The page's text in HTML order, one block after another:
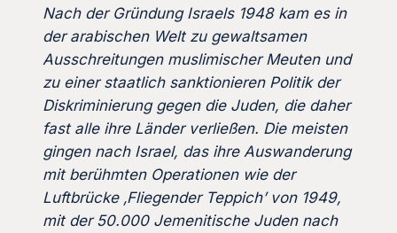
Nach der Gründung Israels 1948 kam es in
der arabischen Welt zu gewaltsamen
Ausschreitungen muslimischer Meuten und
zu einer staatlich sanktionieren Politik der
Diskriminierung gegen die Juden, die daher
fast alle ihre Länder verließen. Die meisten
gingen nach Israel, das ihre Auswanderung
mit berühmten Operationen wie der
Luftbrücke ‚Fliegender Teppich’ von 1949,
mit der 50.000 Jemenitische Juden nach